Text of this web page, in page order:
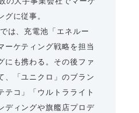
グに従事。
は、充電池「エネルー
ーケティング戦略を担当
にも携わる。その後ファ
、「ユニクロ」のブラン
テコ」「ウルトラライト
ディングや旗艦店プロデ